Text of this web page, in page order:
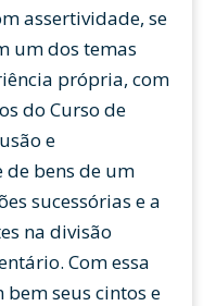
assertividade, se
um dos temas
própria, com
do Curso de
e
bens de um
sucessórias e a
na divisão
Com essa
seus cintos e